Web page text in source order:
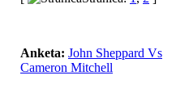
Anketa: John Sheppard Vs
Cameron Mitchell